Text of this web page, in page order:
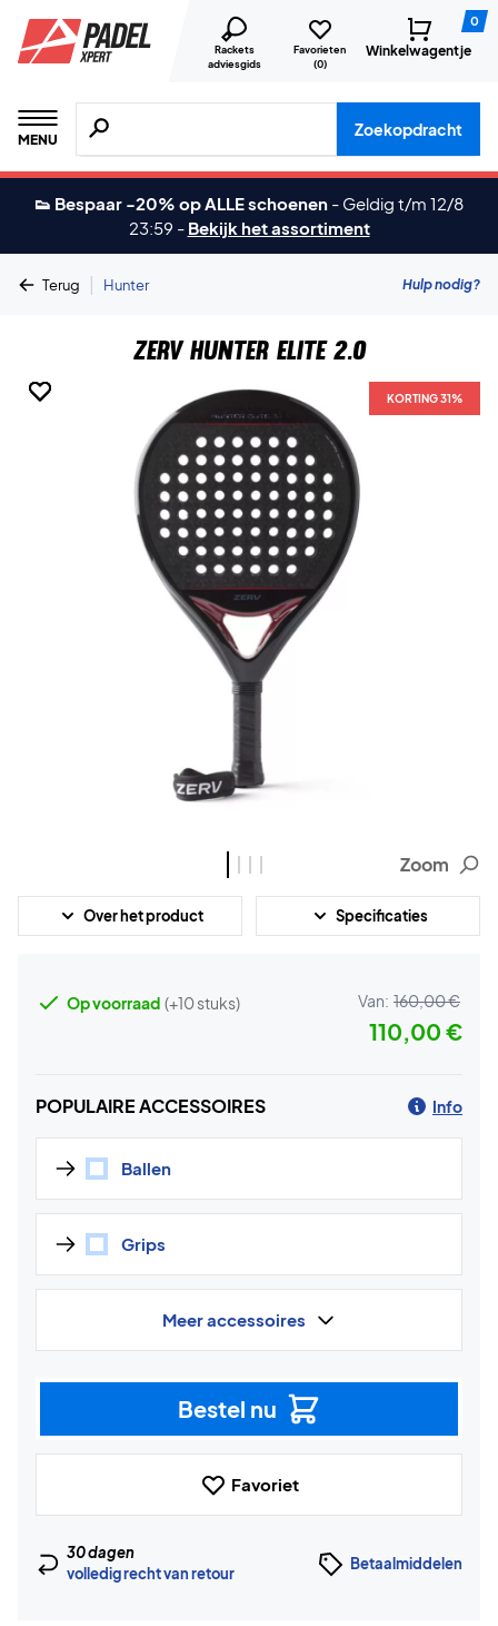
Rackets
adviesgids
Favorieten
(0)
0
Winkelwagentje
MENU
Zoeken naar producten, merken etc.
Zoekopdracht
👟 Bespaar -20% op ALLE schoenen - Geldig t/m 12/8
23:59 - Bekijk het assortiment
Terug | Hunter Hulp nodig?
ZERV Hunter Elite 2.0
KORTING 31%
KORTING 31%
KORTING 31%
KORTING 31%
Zoom
Over het product Specificaties
Op voorraad (+10 stuks) Van: 160,00 €
110,00 €
POPULAIRE ACCESSOIRES Info
Ballen
Grips
Meer accessoires
Bestel nu
Favoriet
30 dagen
volledig recht van retour
Betaalmiddelen